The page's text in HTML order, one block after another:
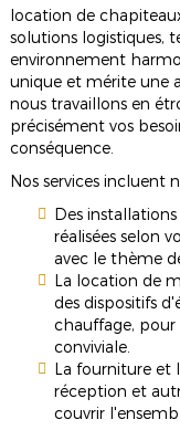
location de
solutions logistiques,
environnement
unique et mérite une
nous travaillons en
précisément vos
conséquence.
Nos services incluent
Des
réalisées selon
avec le thème
La location de
des dispositifs
chauffage, pour
conviviale.
La fourniture et
réception et
couvrir